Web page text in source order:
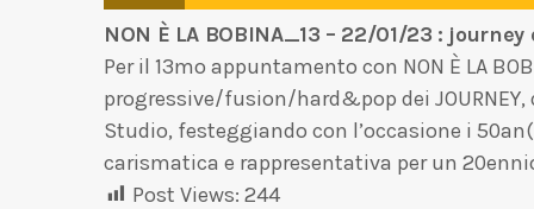
NON È LA BOBINA_13 – 22/01/23 : journey
Per il 13mo appuntamento con NON È LA
progressive/fusion/hard&pop dei
Studio, festeggiando con l’occasione i
carismatica e rappresentativa per un
Post Views: 244